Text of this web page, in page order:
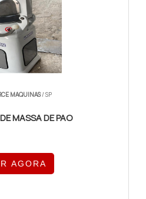
MAQUINAS/ SP
MASSA DE PAO
AGORA